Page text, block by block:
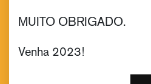
MUITO OBRIGADO.
Venha 2023!